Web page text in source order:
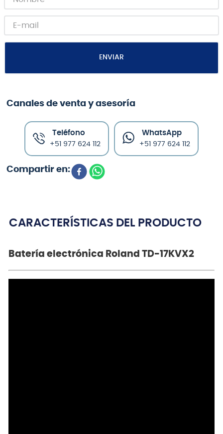
ENVIAR
Canales de venta y asesoría
Teléfono
+51 977 624 112
WhatsApp
+51 977 624 112
CARACTERÍSTICAS DEL PRODUCTO
Batería electrónica Roland TD-17KVX2